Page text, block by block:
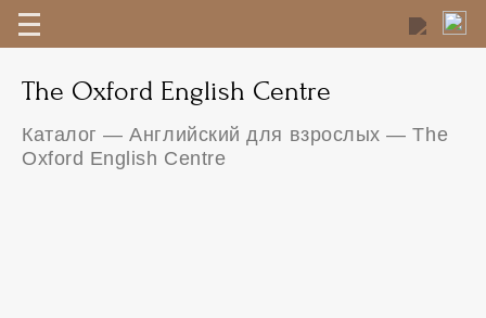
The Oxford English Centre
Каталог —Английский для взрослых — The
Oxford English Centre